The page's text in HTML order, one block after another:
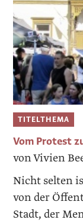
TITELTHEMA
Vom Protest
von Vivien
Nicht selten
von der
Stadt, der